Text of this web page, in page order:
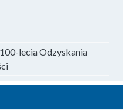
lecia Odzyskania